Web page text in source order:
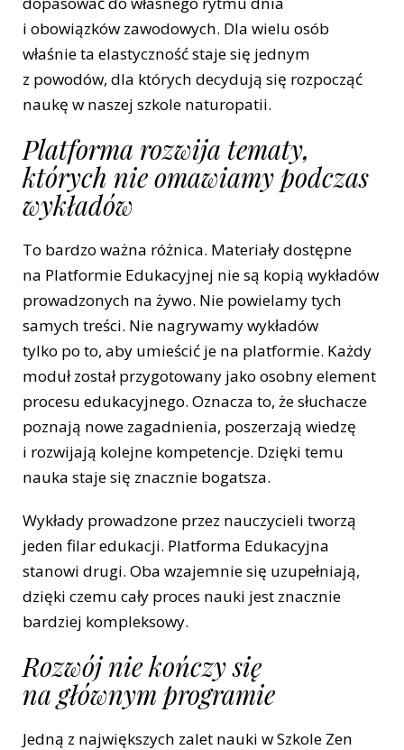
i obowiązków zawodowych. Dla wielu osób
właśnie ta elastyczność staje się jednym
z powodów, dla których decydują się rozpocząć
naukę w naszej szkole naturopatii.
Platforma rozwija tematy,
których nie omawiamy podczas
wykładów
To bardzo ważna różnica. Materiały dostępne
na Platformie Edukacyjnej nie są kopią wykładów
prowadzonych na żywo. Nie powielamy tych
samych treści. Nie nagrywamy wykładów
tylko po to, aby umieścić je na platformie. Każdy
moduł został przygotowany jako osobny element
procesu edukacyjnego. Oznacza to, że słuchacze
poznają nowe zagadnienia, poszerzają wiedzę
i rozwijają kolejne kompetencje. Dzięki temu
nauka staje się znacznie bogatsza.
Wykłady prowadzone przez nauczycieli tworzą
jeden filar edukacji. Platforma Edukacyjna
stanowi drugi. Oba wzajemnie się uzupełniają,
dzięki czemu cały proces nauki jest znacznie
bardziej kompleksowy.
Rozwój nie kończy się
na głównym programie
Jedną z największych zalet nauki w Szkole Zen